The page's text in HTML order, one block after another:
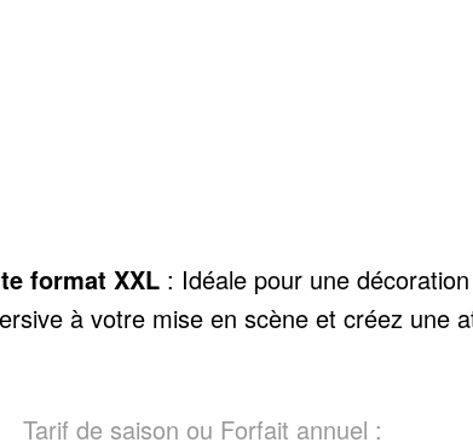
format XXL : Idéale pour une
à votre mise en scène et créez une
Tarif de saison ou Forfait annuel :